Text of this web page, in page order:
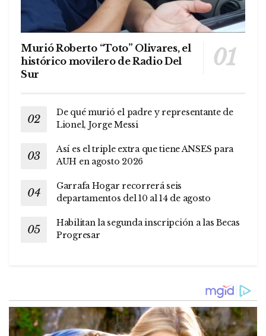
Murió Roberto “Toto” Olivares, el
histórico movilero de Radio Del
Sur
De qué murió el padre y representante de
Lionel, Jorge Messi
Así es el triple extra que tiene ANSES para
AUH en agosto 2026
Garrafa Hogar recorrerá seis
departamentos del 10 al 14 de agosto
Habilitan la segunda inscripción a las Becas
Progresar